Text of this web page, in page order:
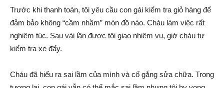
Trước khi thanh toán, tôi yêu cầu con gái kiểm tra giỏ hàng để
đảm bảo không “cầm nhầm” món đồ nào. Cháu làm việc rất
nghiêm túc. Sau vài lần được tôi giao nhiệm vụ, giờ cháu tự
kiểm tra xe đẩy.
Cháu đã hiểu ra sai lầm của mình và cố gắng sửa chữa. Trong